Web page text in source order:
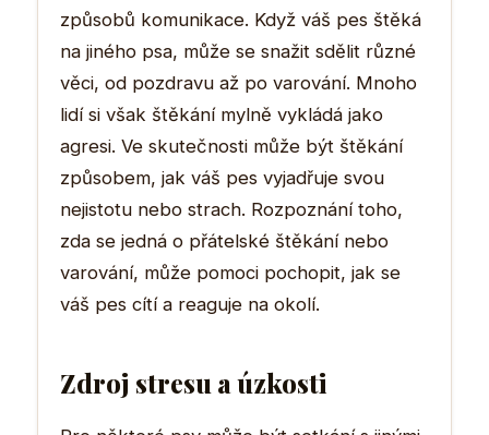
způsobů komunikace. Když váš pes štěká
na jiného psa, může se snažit sdělit různé
věci, od pozdravu až po varování. Mnoho
lidí si však štěkání mylně vykládá jako
agresi. Ve skutečnosti může být štěkání
způsobem, jak váš pes vyjadřuje svou
nejistotu nebo strach. Rozpoznání toho,
zda se jedná o přátelské štěkání nebo
varování, může pomoci pochopit, jak se
váš pes cítí a reaguje na okolí.
Zdroj stresu a úzkosti